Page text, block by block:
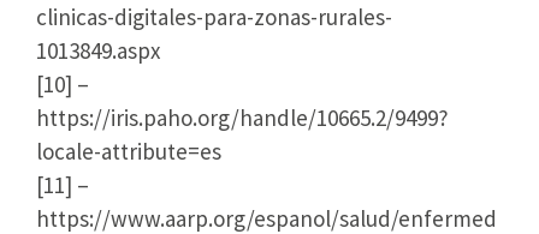
clinicas-digitales-para-zonas-rurales-
1013849.aspx
[10] –
https://iris.paho.org/handle/10665.2/9499?
locale-attribute=es
[11] –
https://www.aarp.org/espanol/salud/enfermed